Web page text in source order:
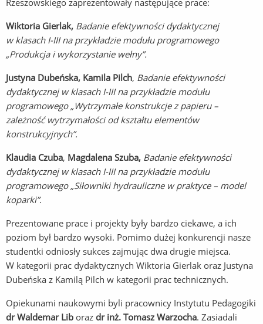
Rzeszowskiego zaprezentowały następujące prace:
Wiktoria Gierlak, Badanie efektywności dydaktycznej
w klasach I-III na przykładzie modułu programowego
„Produkcja i wykorzystanie wełny”.
Justyna Dubeńska, Kamila Pilch, Badanie efektywności
dydaktycznej w klasach I-III na przykładzie modułu
programowego „Wytrzymałe konstrukcje z papieru –
zależność wytrzymałości od kształtu elementów
konstrukcyjnych”.
Klaudia Czuba, Magdalena Szuba, Badanie efektywności
dydaktycznej w klasach I-III na przykładzie modułu
programowego „Siłowniki hydrauliczne w praktyce – model
koparki”.
Prezentowane prace i projekty były bardzo ciekawe, a ich
poziom był bardzo wysoki. Pomimo dużej konkurencji nasze
studentki odniosły sukces zajmując dwa drugie miejsca.
W kategorii prac dydaktycznych Wiktoria Gierlak oraz Justyna
Dubeńska z Kamilą Pilch w kategorii prac technicznych.
Opiekunami naukowymi byli pracownicy Instytutu Pedagogiki
dr Waldemar Lib oraz dr inż. Tomasz Warzocha. Zasiadali